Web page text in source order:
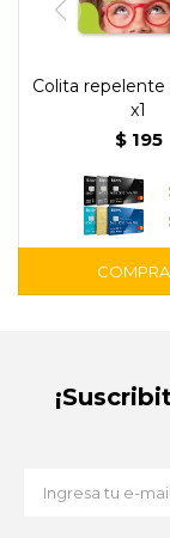
Colita repelente
x1
$ 195